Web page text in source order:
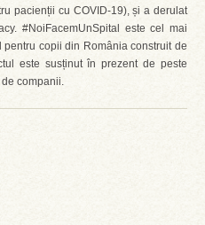
pacienții cu COVID-19), și a derulat
#NoiFacemUnSpital este cel mai
copii din România construit de
este susținut în prezent de peste
companii.